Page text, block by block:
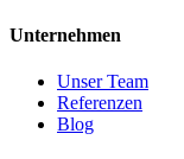
Unternehmen
Unser Team
Referenzen
Blog